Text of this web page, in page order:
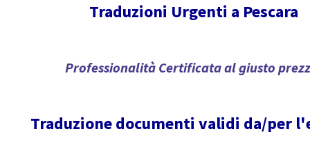
Traduzioni Urgenti a Pescara
Professionalità Certificata al giusto
Traduzione documenti validi da/per